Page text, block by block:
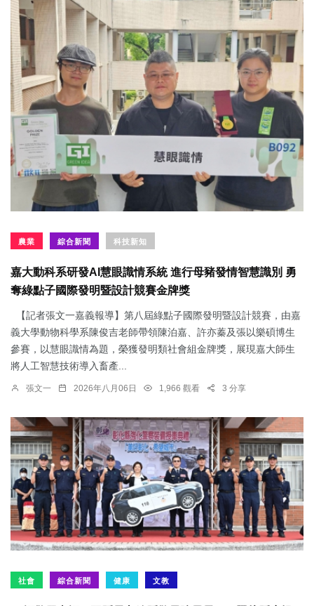
農業 綜合新聞 科技新知
嘉大動科系研發AI慧眼識情系統 進行母豬發情智慧識別 勇
奪綠點子國際發明暨設計競賽金牌獎
【記者張文一嘉義報導】第八屆綠點子國際發明暨設計競賽，由嘉
義大學動物科學系陳俊吉老師帶領陳泊嘉、許亦蓁及張以樂碩博生
參賽，以慧眼識情為題，榮獲發明類社會組金牌獎，展現嘉大師生
將人工智慧技術導入畜產...
張文一 2026年八月06日 1,966 觀看 3 分享
社會 綜合新聞 健康 文教